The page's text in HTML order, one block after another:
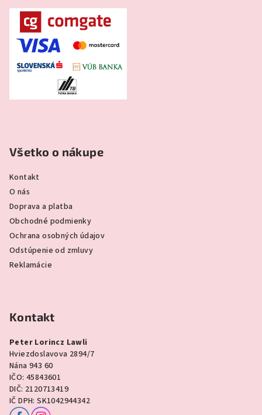
Všetko o nákupe
Kontakt
O nás
Doprava a platba
Obchodné podmienky
Ochrana osobných údajov
Odstúpenie od zmluvy
Reklamácie
Kontakt
Peter Lorincz Lawli
Hviezdoslavova 2894/7
Nána 943 60
IČO: 45843601
DIČ: 2120713419
IČ DPH: SK1042944342